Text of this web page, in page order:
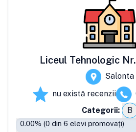
Liceul Tehnologic
Salonta
nu există recenzii
Categorii:
B
0.00% (0 din 6 elevi promovați)